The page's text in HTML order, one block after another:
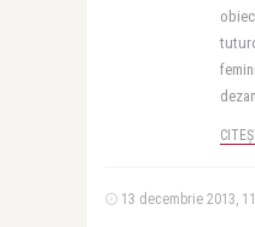
13 decembrie 2013,